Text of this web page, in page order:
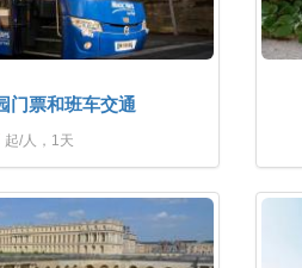
门票和班车交通
起/人，1天